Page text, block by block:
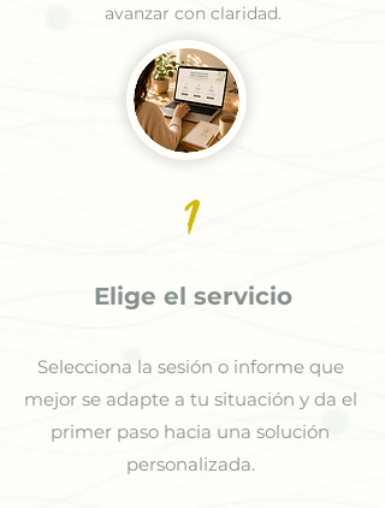
avanzar con claridad.
1
Elige el servicio
Selecciona la sesión o informe que
mejor se adapte a tu situación y da el
primer paso hacia una solución
personalizada.